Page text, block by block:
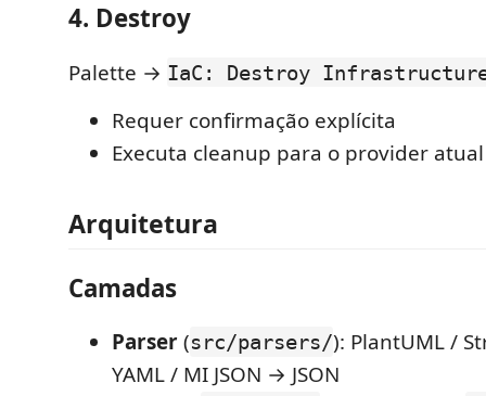
4. Destroy
Palette → IaC: Destroy
Requer confirmação explícita
Executa cleanup para o provider atual
Arquitetura
Camadas
Parser(src/parsers/): PlantUML /
YAML / MI JSON → JSON